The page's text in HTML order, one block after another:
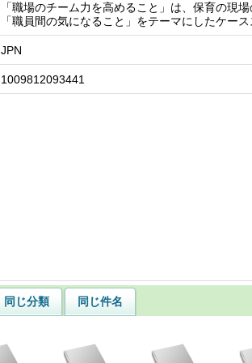
「職場のチーム力を高めること」は、保育の現
「職員間の気になること」をテーマにしたケー
JPN
1009812093441
同じ分類
同じ件名